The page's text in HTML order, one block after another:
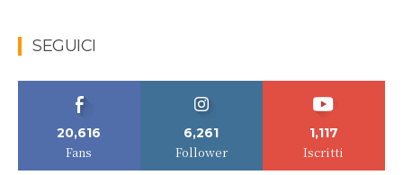
SEGUICI
20,616
Fans
6,261
Follower
1,117
Iscritti